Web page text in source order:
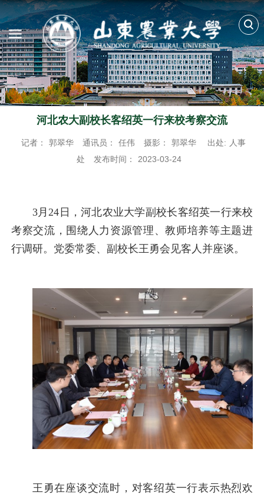
河北农大副校长客绍英一行来校考察交流
记者： 郭翠华 通讯员： 任伟 摄影： 郭翠华 出处: 人事
处
发布时间： 2023-03-24
3月24日，河北农业大学副校长客绍英一行来校
考察交流，围绕人力资源管理、教师培养等主题进
行调研。党委常委、副校长王勇会见客人并座谈。
王勇在座谈交流时，对客绍英一行表示热烈欢